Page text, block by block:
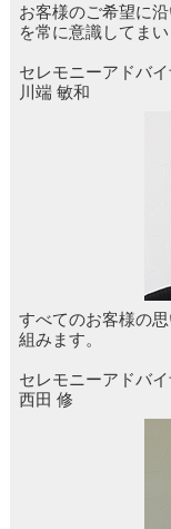
お客様のご希望に
を常に意識してまい
セレモニーアドバ
川端 敏和
すべてのお客様の
組みます。
セレモニーアドバ
西田 修